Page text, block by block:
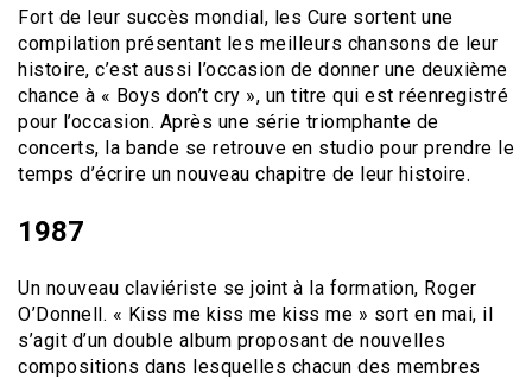
Fort de leur succès mondial, les Cure sortent une
compilation présentant les meilleurs chansons de leur
histoire, c’est aussi l’occasion de donner une deuxième
chance à « Boys don’t cry », un titre qui est réenregistré
pour l’occasion. Après une série triomphante de
concerts, la bande se retrouve en studio pour prendre le
temps d’écrire un nouveau chapitre de leur histoire.
1987
Un nouveau claviériste se joint à la formation, Roger
O’Donnell. « Kiss me kiss me kiss me » sort en mai, il
s’agit d’un double album proposant de nouvelles
compositions dans lesquelles chacun des membres